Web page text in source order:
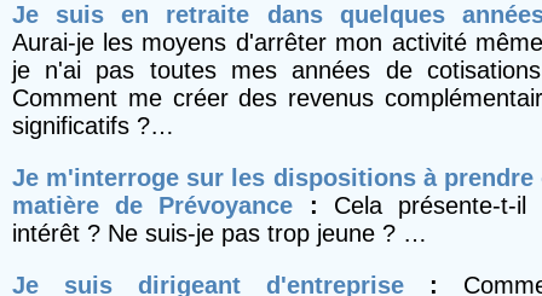
Je suis en retraite dans quelques
Aurai-je les moyens d'arrêter mon activité
je n'ai pas toutes mes années de
Comment me créer des revenus
significatifs ?…
Je m'interroge sur les dispositions à prendre
matière de Prévoyance
: Cela présente-t-il
intérêt ? Ne suis-je pas trop jeune ? …
Je suis dirigeant d'entreprise :